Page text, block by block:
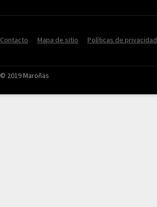
Contacto Mapa de sitio Políticas de privacidad
© 2019 Maroñas